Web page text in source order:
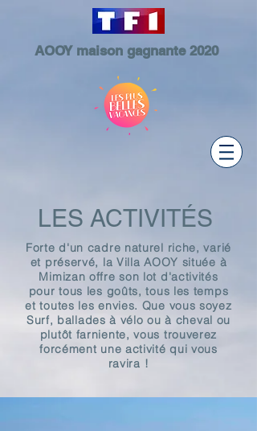
AOOY maison gagnante 2020
LES ACTIVITÉS
Forte d'un cadre naturel riche, varié
et préservé, la Villa AOOY située à
Mimizan offre son lot d'activités
pour tous les goûts, tous les temps
et toutes les envies. Que vous soyez
Surf, ballades à vélo ou à cheval ou
plutôt farniente, vous trouverez
forcément une activité qui vous
ravira !